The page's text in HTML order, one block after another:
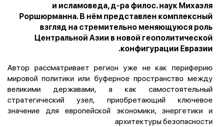
и исламоведа, д-ра филос. наук Михаэля
Роршюрманна. В нём представлен комплексный
взгляд на стремительно меняющуюся роль
Центральной Азии в новой геополитической
конфигурации Евразии.
Автор рассматривает регион уже не как периферию
мировой политики или буферное пространство между
великими державами, а как самостоятельный
стратегический узел, приобретающий ключевое
значение для европейской экономики, энергетики и
архитектуры безопасности.